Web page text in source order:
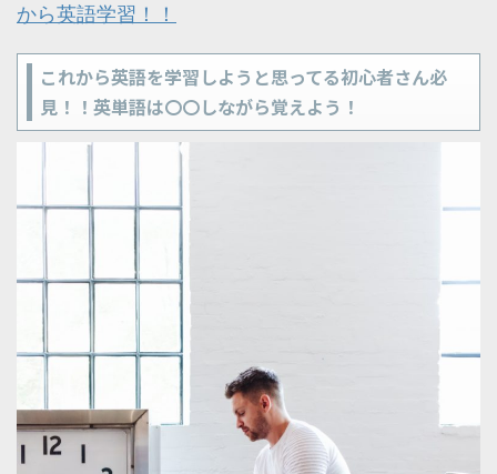
から英語学習！！
これから英語を学習しようと思ってる初心者さん必
見！！英単語は〇〇しながら覚えよう！